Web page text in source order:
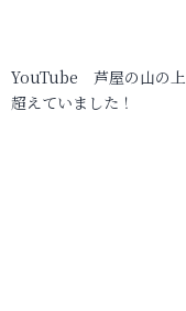
YouTube 芦屋の山の上
超えていました！